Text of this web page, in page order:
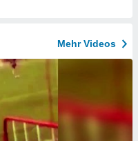
Mehr Videos